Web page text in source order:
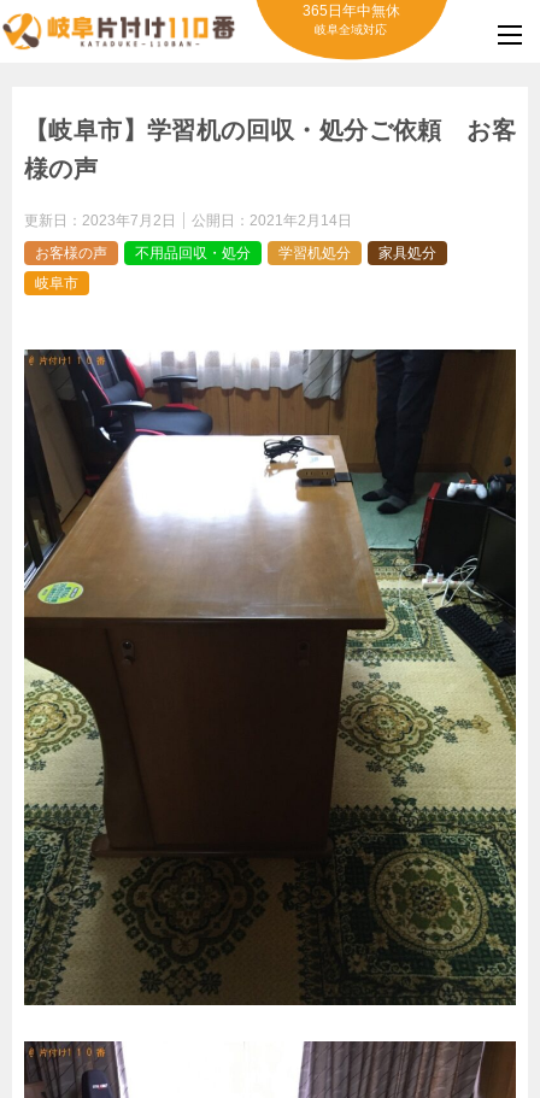
365日年中無休
岐阜全域対応
【岐阜市】学習机の回収・処分ご依頼 お客
様の声
更新日： 2023年7月2日 公開日： 2021年2月14日
お客様の声
不用品回収・処分 学習机処分
家具処分
岐阜市